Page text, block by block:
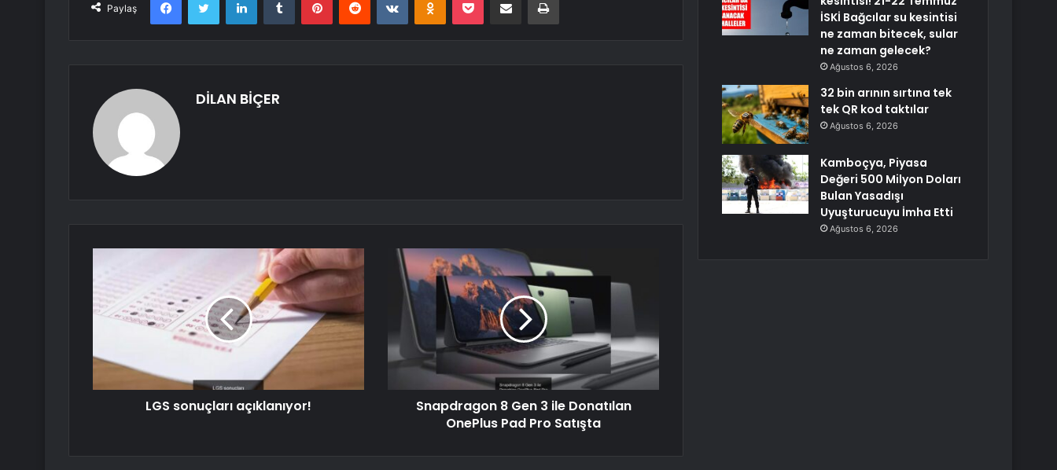
Paylaş
DİLAN BİÇER
LGS sonuçları açıklanıyor!
Snapdragon 8 Gen 3 ile Donatılan
OnePlus Pad Pro Satışta
İSKİ Bağcılar su kesintisi
ne zaman bitecek, sular
ne zaman gelecek?
Ağustos 6, 2026
32 bin arının sırtına tek
tek QR kod taktılar
Ağustos 6, 2026
Kamboçya, Piyasa
Değeri 500 Milyon Doları
Bulan Yasadışı
Uyuşturucuyu İmha Etti
Ağustos 6, 2026